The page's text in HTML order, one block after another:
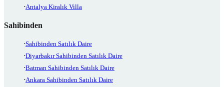
Antalya Kiralık Villa
Sahibinden
Sahibinden Satılık Daire
Diyarbakır Sahibinden Satılık Daire
Batman Sahibinden Satılık Daire
Ankara Sahibinden Satılık Daire